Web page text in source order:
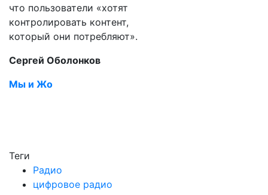
что пользователи «хотят
контролировать контент,
который они потребляют».
Сергей Оболонков
Мы и Жо
Теги
Радио
цифровое радио